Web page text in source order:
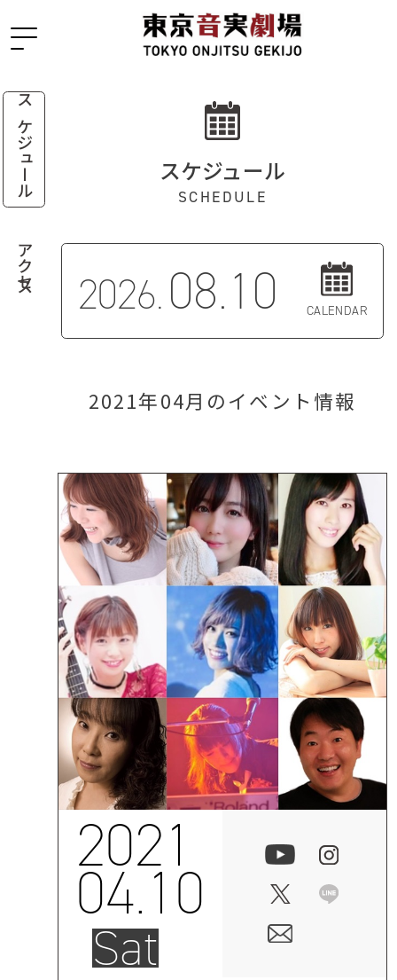
スケジュール
アクセス
スケジュール
SCHEDULE
2026.08.10 CALENDAR
2021年04月のイベント情報
2021
04.10
Sat